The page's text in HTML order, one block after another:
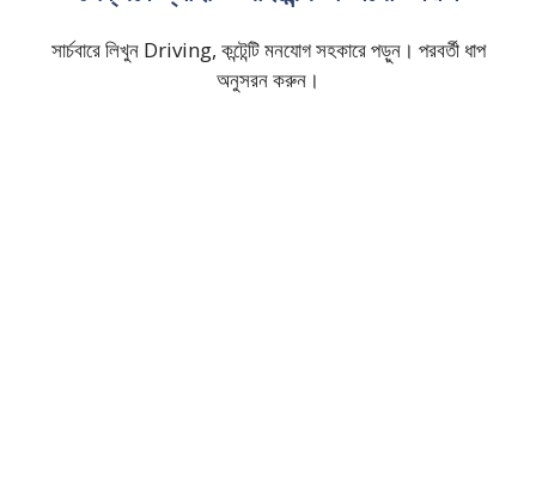
সার্চবারে লিখুন Driving, কন্টেন্টি মনযোগ সহকারে পড়ুন। পরবর্তী ধাপ
অনুসরন করুন।